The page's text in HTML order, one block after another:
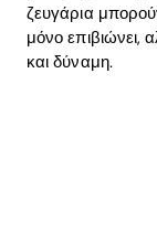
ζευγάρια
μόνο επιβιώνει,
και δύναμη.